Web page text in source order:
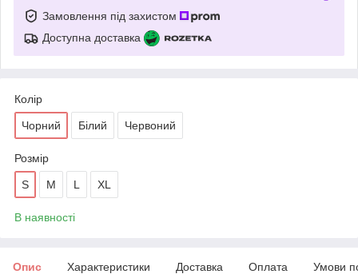
Замовлення під захистом
Доступна доставка
Колір
Чорний Білий Червоний
Розмір
S M L XL
В наявності
Опис Характеристики Доставка Оплата Умови